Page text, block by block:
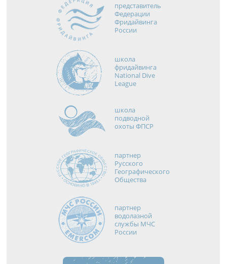
представитель
Федерации
Фридайвинга
России
школа
фридайвинга
National Dive
League
школа
подводной
охоты ФПСР
партнер
Русского
Географического
Общества
партнер
водолазной
службы МЧС
России